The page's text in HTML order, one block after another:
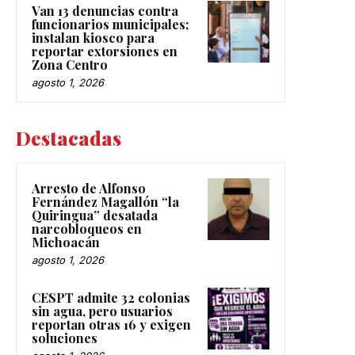
Van 13 denuncias contra
funcionarios municipales;
instalan kiosco para
reportar extorsiones en
Zona Centro
agosto 1, 2026
Destacadas
Arresto de Alfonso
Fernández Magallón “la
Quiringua” desatada
narcobloqueos en
Michoacán
agosto 1, 2026
CESPT admite 32 colonias
sin agua, pero usuarios
reportan otras 16 y exigen
soluciones